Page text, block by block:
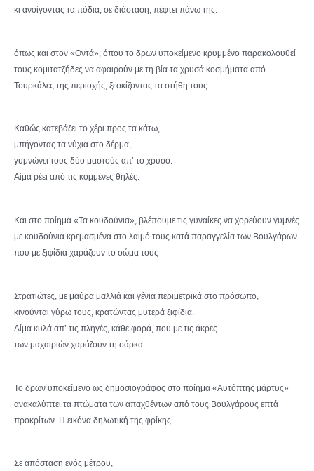
κι ανοίγοντας τα πόδια, σε διάσταση, πέφτει πάνω της.
όπως και στον «Οντά», όπου το δρων υποκείμενο κρυμμένο παρακολουθεί
τους κομιτατζήδες να αφαιρούν με τη βία τα χρυσά κοσμήματα από
Τουρκάλες της περιοχής, ξεσκίζοντας τα στήθη τους
Καθώς κατεβάζει το χέρι προς τα κάτω,
μπήγοντας τα νύχια στο δέρμα,
γυμνώνει τους δύο μαστούς απ’ το χρυσό.
Αίμα ρέει από τις κομμένες θηλές.
Και στο ποίημα «Τα κουδούνια», βλέπουμε τις γυναίκες να χορεύουν γυμνές
με κουδούνια κρεμασμένα στο λαιμό τους κατά παραγγελία των Βουλγάρων
που με ξιφίδια χαράζουν το σώμα τους
Στρατιώτες, με μαύρα μαλλιά και γένια περιμετρικά στο πρόσωπο,
κινούνται γύρω τους, κρατώντας μυτερά ξιφίδια.
Αίμα κυλά απ’ τις πληγές, κάθε φορά, που με τις άκρες
των μαχαιριών χαράζουν τη σάρκα.
Το δρων υποκείμενο ως δημοσιογράφος στο ποίημα «Αυτόπτης μάρτυς»
ανακαλύπτει τα πτώματα των απαχθέντων από τους Βουλγάρους επτά
προκρίτων. Η εικόνα δηλωτική της φρίκης
Σε απόσταση ενός μέτρου,